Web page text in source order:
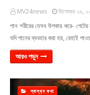
MV24news ডিসেম্বর ২৬,
পান শরীরের যেসব উপকার করে-
যদি পানের ব্যবহার করা হয়, রেহাই
আরও পড়ুন
স্বাস্থ‍্য কথা